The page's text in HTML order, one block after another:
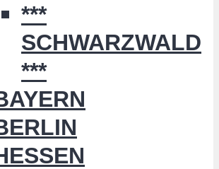
***
SCHWARZWALD
***